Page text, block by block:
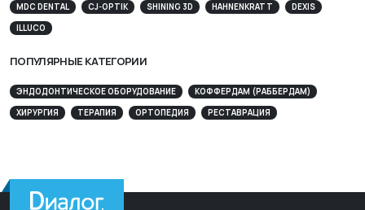
MDC DENTAL
CJ-OPTIK SHINING 3D HAHNENKRATT
DEXIS
ILLUCO
ПОПУЛЯРНЫЕ КАТЕГОРИИ
ЭНДОДОНТИЧЕСКОЕ ОБОРУДОВАНИЕ
КОФФЕРДАМ (РАББЕРДАМ)
ХИРУРГИЯ
ТЕРАПИЯ ОРТОПЕДИЯ РЕСТАВРАЦИЯ